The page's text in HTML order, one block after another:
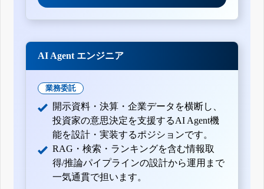
AI Agent エンジニア
業務委託
開示資料・決算・企業データを横断し、
投資家の意思決定を支援するAI Agent機
能を設計・実装するポジションです。
RAG・検索・ランキングを含む情報取
得/推論パイプラインの設計から運用まで
一気通貫で担います。